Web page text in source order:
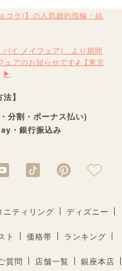
コラ)】の人気婚約指輪・結
イ メイフェア) より期間
ェアのお知らせです♪【東京
】
分割・ボーナス払い)
・銀行振込み
ニティリング ディズニー
ト 価格帯 ランキング
質問 店舗一覧 銀座本店